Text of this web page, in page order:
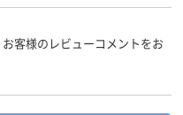
客様のレビューコメントをお